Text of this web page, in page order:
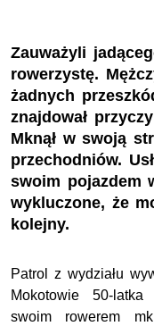
Zauważyli
rowerzystę.
żadnych
znajdował
Mknął w swoją
przechodniów.
swoim pojazdem
wykluczone, że
kolejny.
Patrol z wydziału
Mokotowie 50-latka
swoim rowerem